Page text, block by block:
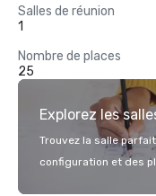
Salles de réunion
1
Nombre de places
25
Explorez les
Trouvez la salle
configuration et des